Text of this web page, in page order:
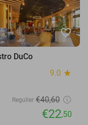
favorite_border
DuCo
9.0 star
Regulier €40,60
€22,50